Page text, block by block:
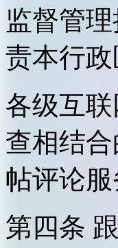
监督管
责本行
各级互
查相结
帖评论服
第四条